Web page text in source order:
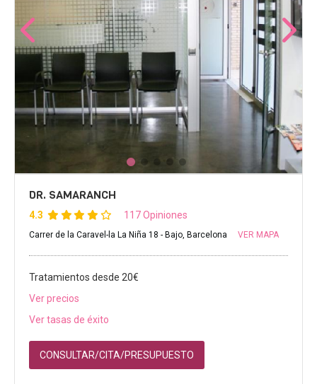
DR. SAMARANCH
4.3 117 Opiniones
Carrer de la Caravel-la La Niña 18 - Bajo, Barcelona VER MAPA
Tratamientos desde 20€
Ver precios
Ver tasas de éxito
CONSULTAR/CITA/PRESUPUESTO